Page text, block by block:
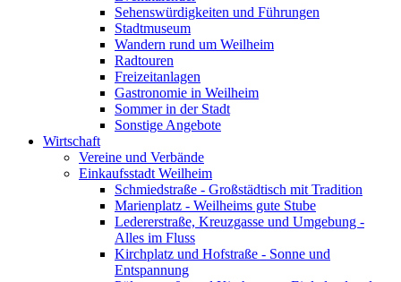
Sehenswürdigkeiten und Führungen
Stadtmuseum
Wandern rund um Weilheim
Radtouren
Freizeitanlagen
Gastronomie in Weilheim
Sommer in der Stadt
Sonstige Angebote
Wirtschaft
Vereine und Verbände
Einkaufsstadt Weilheim
Schmiedstraße - Großstädtisch mit Tradition
Marienplatz - Weilheims gute Stube
Ledererstraße, Kreuzgasse und Umgebung -
Alles im Fluss
Kirchplatz und Hofstraße - Sonne und
Entspannung